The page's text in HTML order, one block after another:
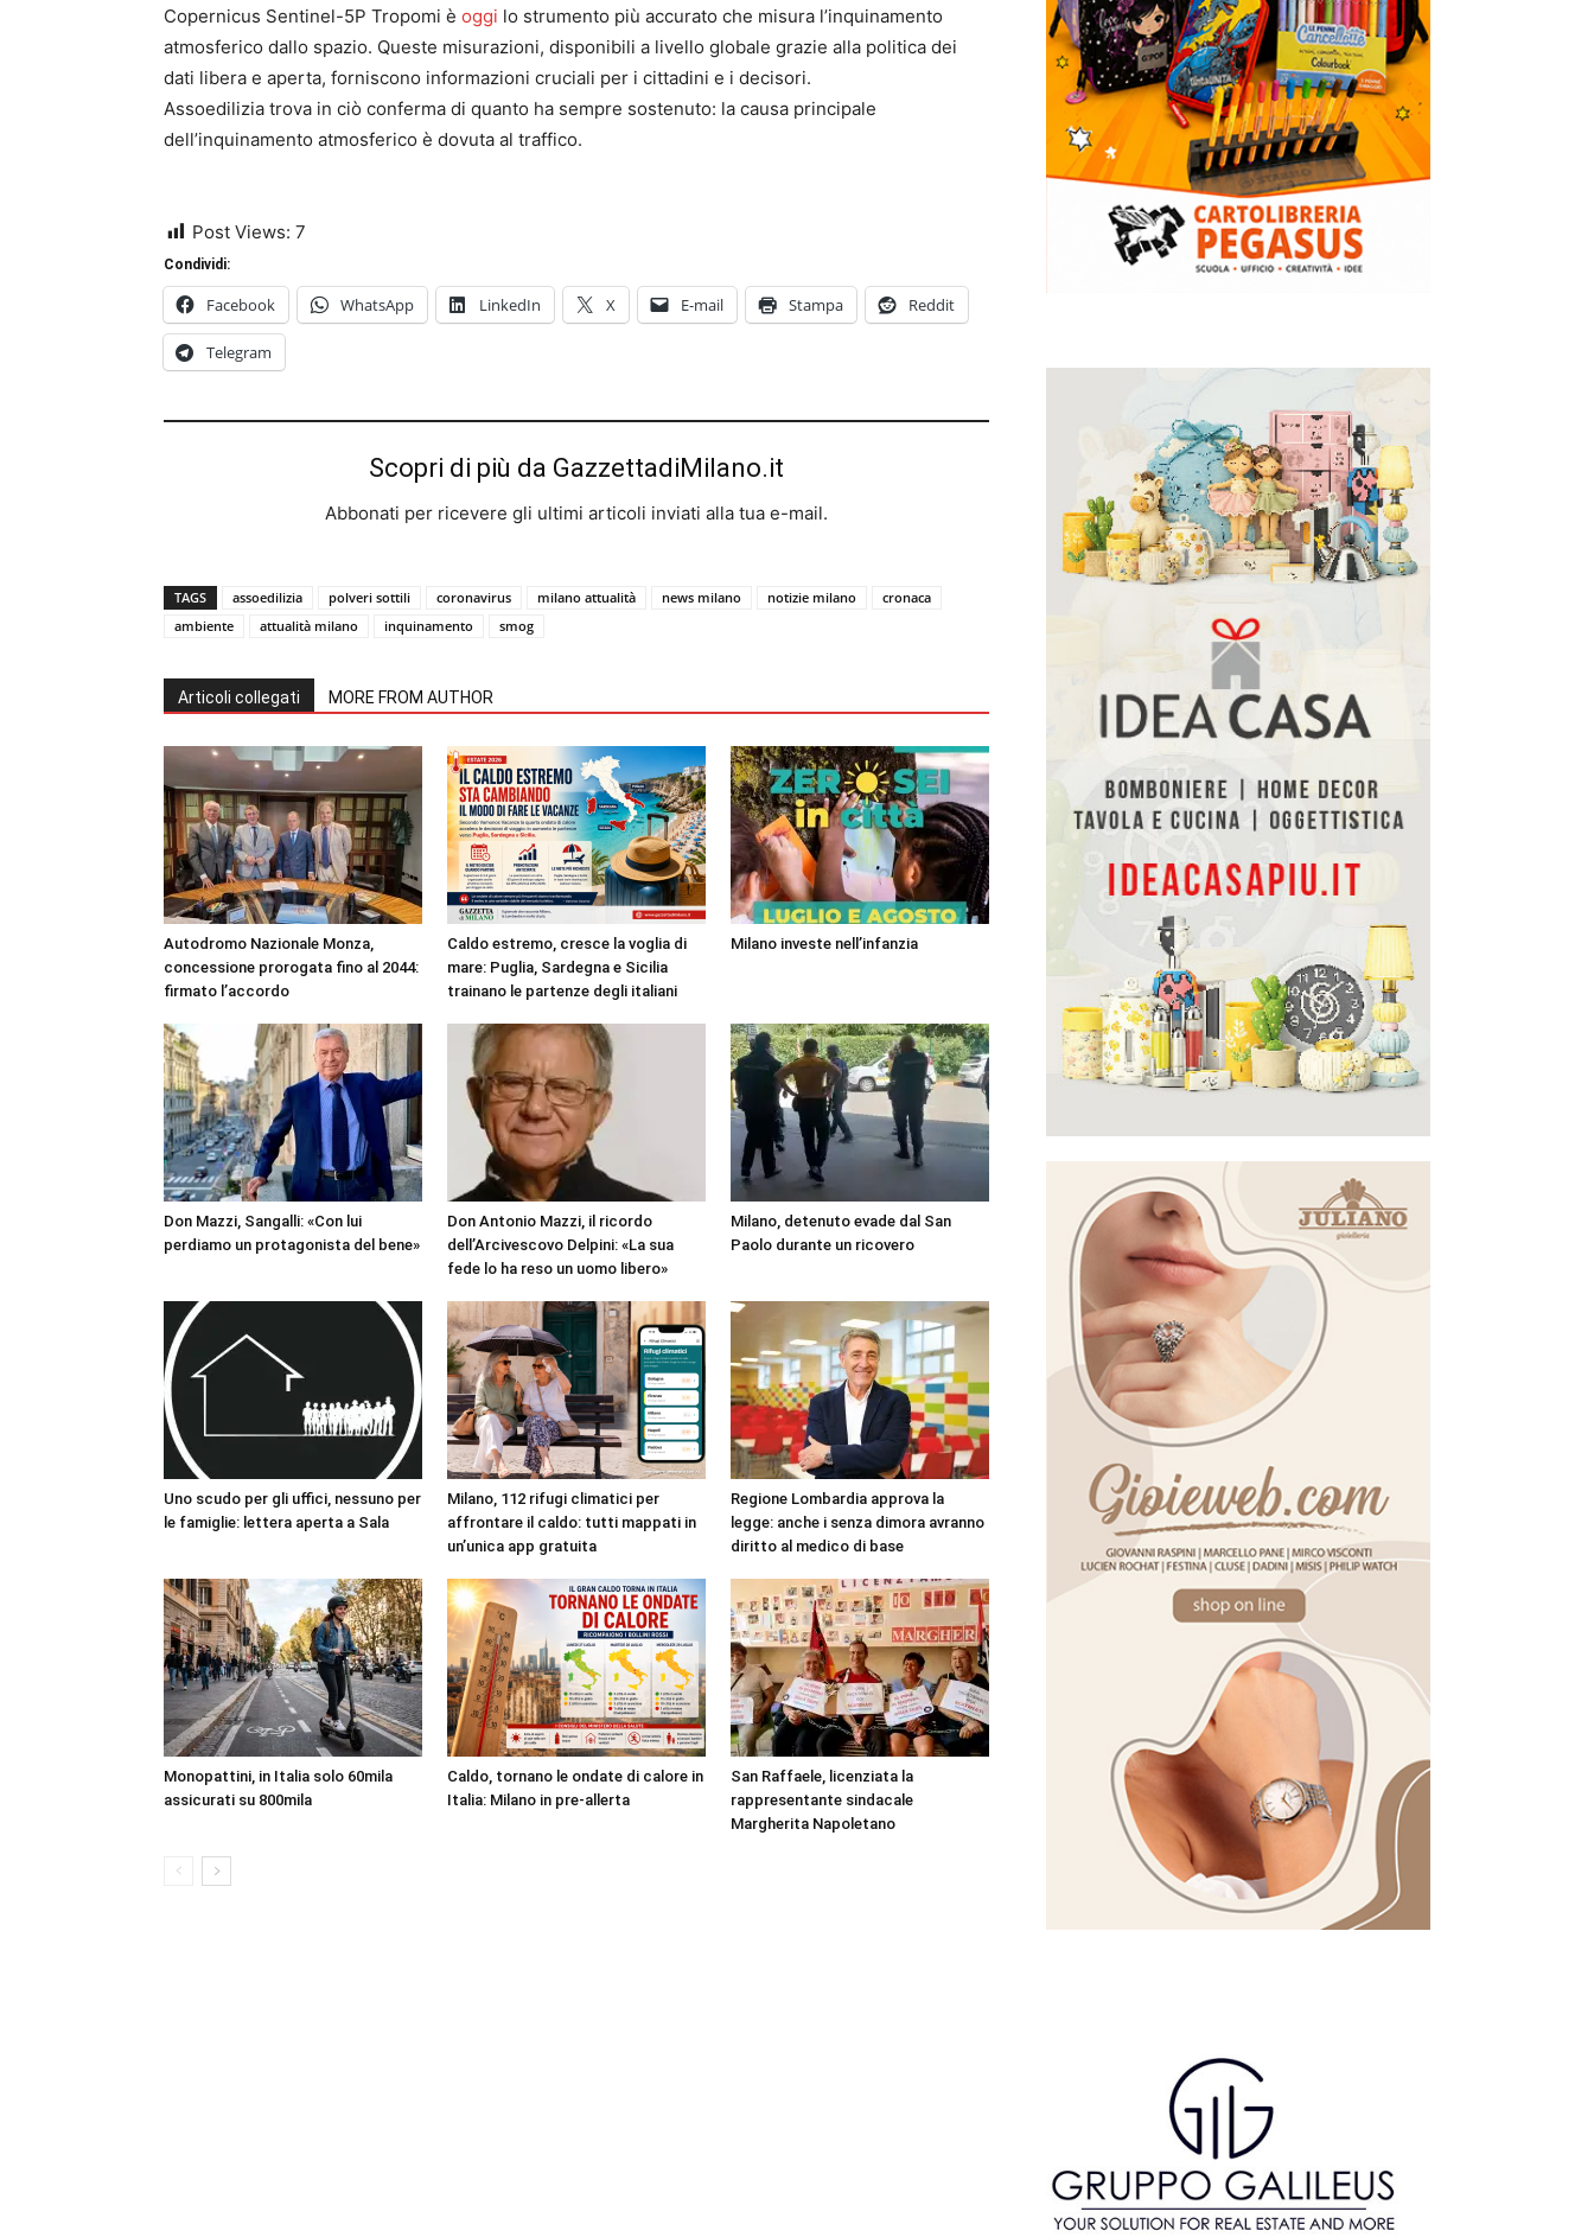
Copernicus Sentinel-5P Tropomi è oggi lo strumento più accurato che misura l’inquinamento
atmosferico dallo spazio. Queste misurazioni, disponibili a livello globale grazie alla politica dei
dati libera e aperta, forniscono informazioni cruciali per i cittadini e i decisori.
Assoedilizia trova in ciò conferma di quanto ha sempre sostenuto: la causa principale
dell’inquinamento atmosferico è dovuta al traffico.
Post Views: 7
Condividi:
Facebook WhatsApp LinkedIn X E-mail Stampa Reddit
Telegram
Scopri di più da GazzettadiMilano.it
Abbonati per ricevere gli ultimi articoli inviati alla tua e-mail.
TAGS assoedilizia polveri sottili coronavirus milano attualità news milano notizie milano
cronaca
ambiente
attualità milano inquinamento smog
Articoli collegati MORE FROM AUTHOR
Autodromo Nazionale Monza,
concessione prorogata fino al 2044:
firmato l’accordo
Caldo estremo, cresce la voglia di
mare: Puglia, Sardegna e Sicilia
trainano le partenze degli italiani
Milano investe nell’infanzia
Don Mazzi, Sangalli: «Con lui
perdiamo un protagonista del bene»
Don Antonio Mazzi, il ricordo
dell’Arcivescovo Delpini: «La sua
fede lo ha reso un uomo libero»
Milano, detenuto evade dal San
Paolo durante un ricovero
Uno scudo per gli uffici, nessuno per
le famiglie: lettera aperta a Sala
Milano, 112 rifugi climatici per
affrontare il caldo: tutti mappati in
un’unica app gratuita
Regione Lombardia approva la
legge: anche i senza dimora avranno
diritto al medico di base
Monopattini, in Italia solo 60mila
assicurati su 800mila
Caldo, tornano le ondate di calore in
Italia: Milano in pre-allerta
San Raffaele, licenziata la
rappresentante sindacale
Margherita Napoletano